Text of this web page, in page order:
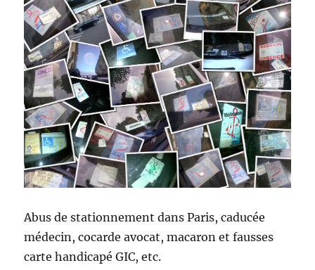
Abus de stationnement dans Paris, caducée
médecin, cocarde avocat, macaron et fausses
carte handicapé GIC, etc.